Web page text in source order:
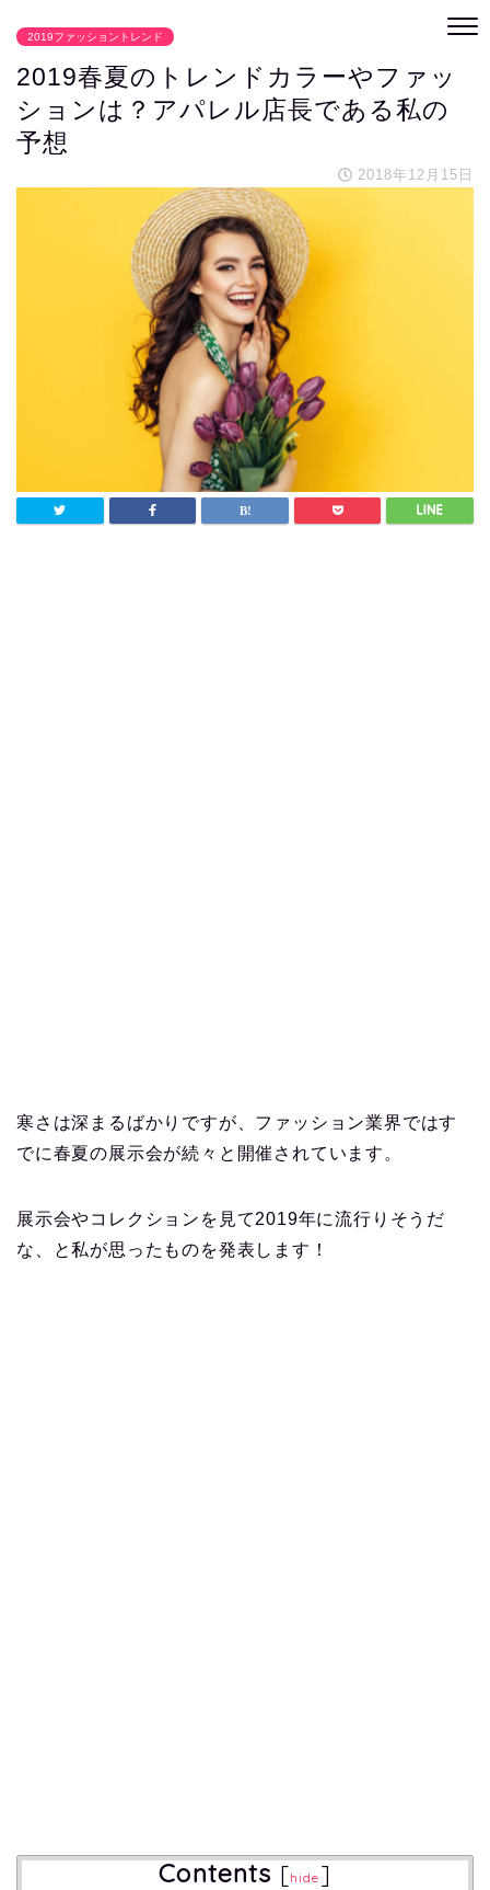
2019ファッショントレンド
2019春夏のトレンドカラーやファッ
ションは？アパレル店長である私の
予想
2018年12月15日
寒さは深まるばかりですが、ファッション業界ではす
でに春夏の展示会が続々と開催されています。
展示会やコレクションを見て2019年に流行りそうだ
な、と私が思ったものを発表します！
Contents [hide ]